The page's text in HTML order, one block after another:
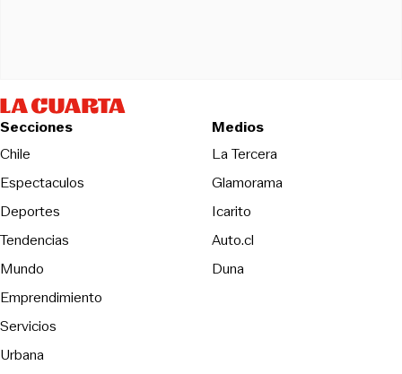
Secciones
Chile
Espectaculos
Deportes
Tendencias
Mundo
Emprendimiento
Servicios
Urbana
Medios
La TerceraOpens in new
Glamorama
Icarito
Auto.cl
DunaOpens in new window